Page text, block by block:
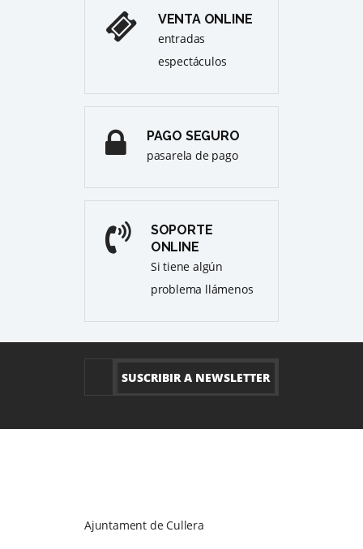
VENTA ONLINE
entradas
espectáculos
PAGO SEGURO
pasarela de pago
SOPORTE
ONLINE
Si tiene algún
problema llámenos
Ajuntament de Cullera